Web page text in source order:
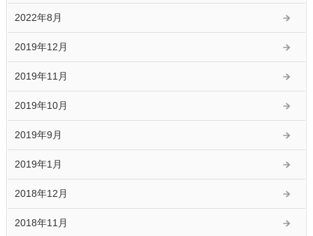
2022年8月
2019年12月
2019年11月
2019年10月
2019年9月
2019年1月
2018年12月
2018年11月